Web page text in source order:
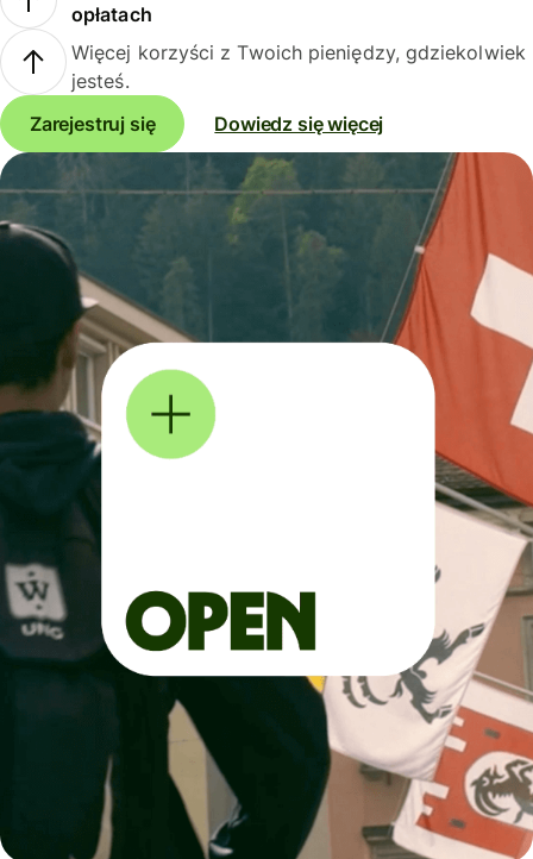
opłatach
Więcej korzyści z Twoich pieniędzy, gdziekolwiek
jesteś.
Zarejestruj się
Dowiedz się więcej